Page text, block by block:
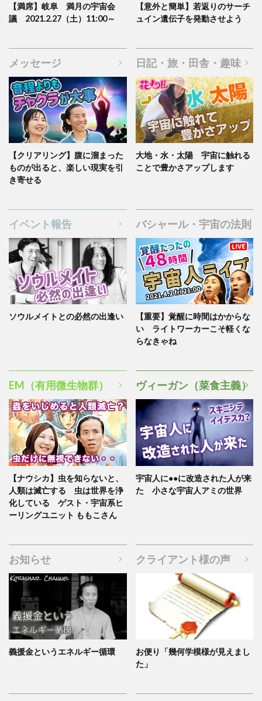
【満席】岐阜 満月の宇宙会
議 2021.2.27（土）11:00～
【意外と簡単】若返りのサーチ
ュイン遺伝子を発動させよう
メッセージ
【クリアリング】腹に溜まった
ものが出ると、楽しい現実を引
き寄せる
日記・旅・田舎・趣味
大地・水・太陽 宇宙に触れる
ことで豊かさアップします
イベント報告
ソウルメイトとの必然の出逢い
バシャール・宇宙の法則
【重要】覚醒に時間はかからな
い ライトワーカーこそ軽くな
らなきゃね
EM（有用微生物群）
【ナウシカ】虫を知らないと、
人類は滅亡する 虫は世界を浄
化している ゲスト・宇宙系ヒ
ーリングユニット ももこさん
ヴィーガン（菜食主義）
宇宙人に●●に改造された人が来
た 小さな宇宙人アミの世界
お知らせ
義援金というエネルギー循環
クライアント様の声
お便り「幾何学模様が見えまし
た」